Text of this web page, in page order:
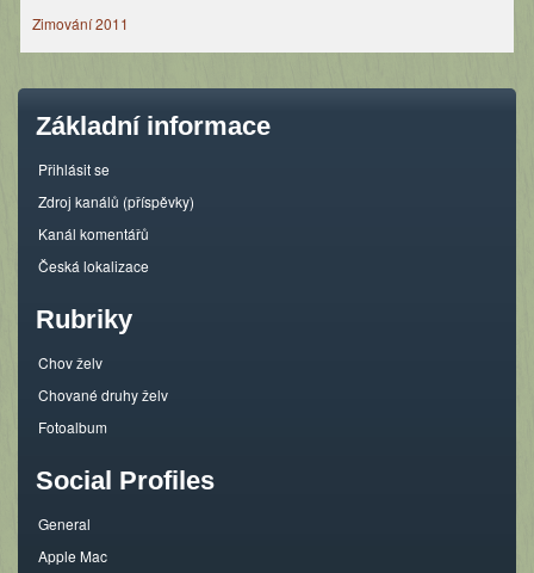
Zimování 2011
Základní informace
Přihlásit se
Zdroj kanálů (příspěvky)
Kanál komentářů
Česká lokalizace
Rubriky
Chov želv
Chované druhy želv
Fotoalbum
Social Profiles
General
Apple Mac